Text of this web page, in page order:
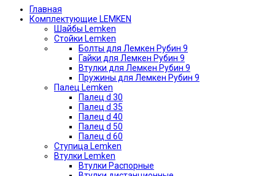
Главная
Комплектующие LEMKEN
Шайбы Lemken
Стойки Lemken
Болты для Лемкен Рубин 9
Гайки для Лемкен Рубин 9
Втулки для Лемкен Рубин 9
Пружины для Лемкен Рубин 9
Палец Lemken
Палец d 30
Палец d 35
Палец d 40
Палец d 50
Палец d 60
Ступица Lemken
Втулки Lemken
Втулки Распорные